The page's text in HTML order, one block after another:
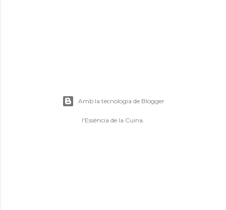
Amb la tecnologia de Blogger
l'Essència de la Cuina.